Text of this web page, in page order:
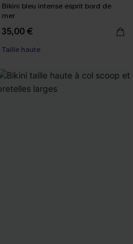
Bikini bleu intense esprit bord de
mer
35,00 €
Taille haute